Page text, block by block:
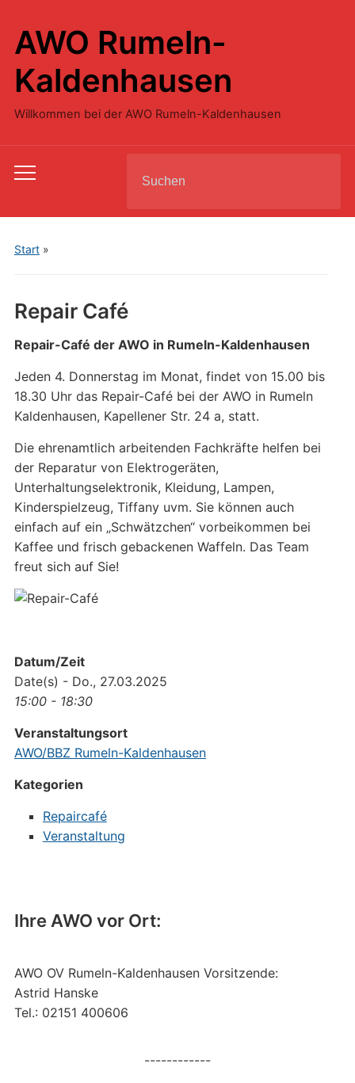
AWO Rumeln-
Kaldenhausen
Willkommen bei der AWO Rumeln-Kaldenhausen
Toggle
menu
for:
Start»
Ihre AWO vor Ort:
AWO OV Rumeln-Kaldenhausen Vorsitzende:
Astrid Hanske
Tel.: 02151 400606
------------
Repair Café
Repair-Café der AWO in Rumeln-Kaldenhausen
Jeden 4. Donnerstag im Monat, findet von 15.00 bis
18.30 Uhr das Repair-Café bei der AWO in Rumeln
Kaldenhausen, Kapellener Str. 24 a, statt.
Die ehrenamtlich arbeitenden Fachkräfte helfen bei
der Reparatur von Elektrogeräten,
Unterhaltungselektronik, Kleidung, Lampen,
Kinderspielzeug, Tiffany uvm. Sie können auch
einfach auf ein „Schwätzchen“ vorbeikommen bei
Kaffee und frisch gebackenen Waffeln. Das Team
freut sich auf Sie!
Datum/Zeit
Date(s) - Do., 27.03.2025
15:00 - 18:30
Veranstaltungsort
AWO/BBZ Rumeln-Kaldenhausen
Kategorien
Repaircafé
Veranstaltung